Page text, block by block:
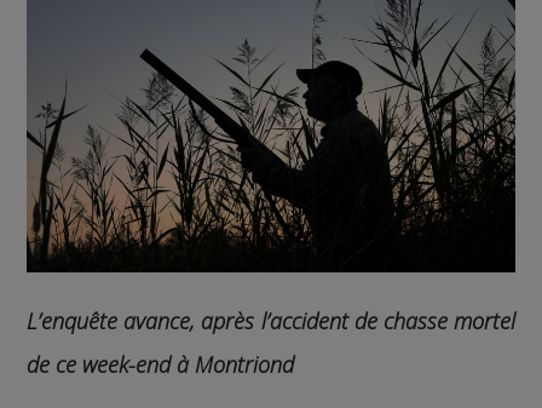
L’enquête avance, après l’accident de chasse mortel
de ce week-end à Montriond